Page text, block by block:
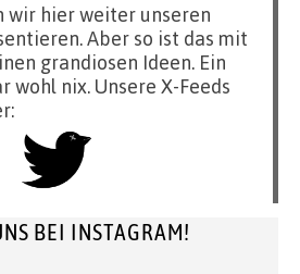
wir hier weiter unseren
Aber so ist das mit
grandiosen Ideen. Ein
wohl nix. Unsere X-Feeds
BEI INSTAGRAM!